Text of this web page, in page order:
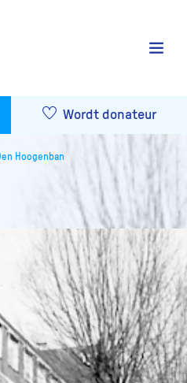
Wordt donateur
Hoogenban